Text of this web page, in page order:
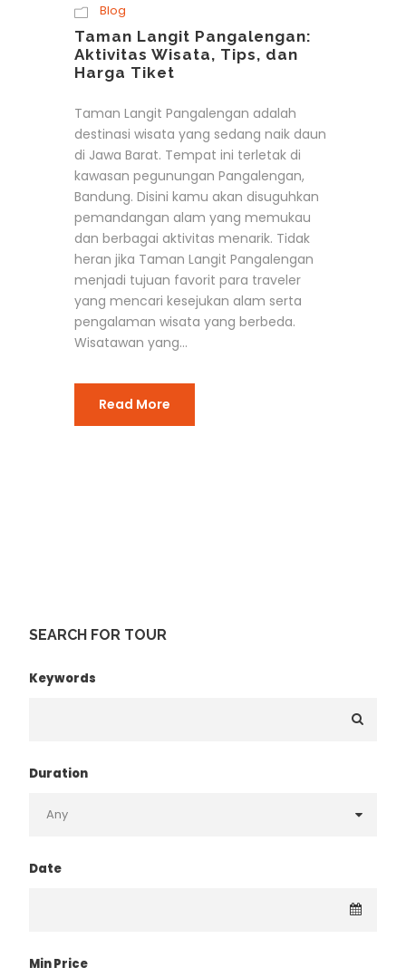
Blog
Taman Langit Pangalengan:
Aktivitas Wisata, Tips, dan
Harga Tiket
Taman Langit Pangalengan adalah
destinasi wisata yang sedang naik daun
di Jawa Barat. Tempat ini terletak di
kawasan pegunungan Pangalengan,
Bandung. Disini kamu akan disuguhkan
pemandangan alam yang memukau
dan berbagai aktivitas menarik. Tidak
heran jika Taman Langit Pangalengan
menjadi tujuan favorit para traveler
yang mencari kesejukan alam serta
pengalaman wisata yang berbeda.
Wisatawan yang...
Read More
SEARCH FOR TOUR
Keywords
Duration
Date
Min Price